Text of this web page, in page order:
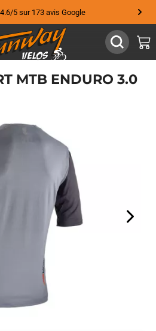
sur 173 avis Google
MTB ENDURO 3.0